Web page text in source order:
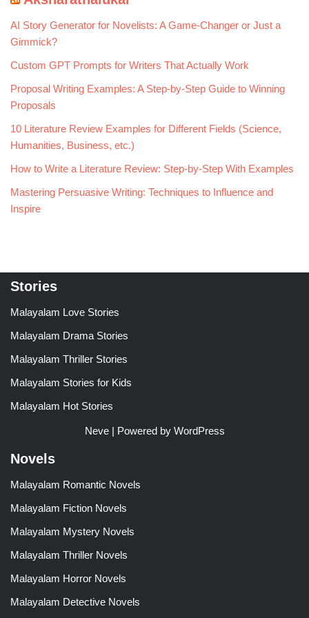
AI Story Generator for Novelists: A Game-Changer or Just a
Gimmick?
Custom GPT Prompts for Writers That Actually Work
Proposal Writing Examples: A Step-by-Step Guide to Winning
Proposals
10 Literature Review Examples for Different Fields (Science,
Humanities, Business, etc.)
How to Write a Literature Review: Step-by-Step With Examples
Mastering Persuasive Writing: Techniques to Influence and
Inspire
Stories
Malayalam Love Stories
Malayalam Drama Stories
Malayalam Thriller Stories
Malayalam Stories for Kids
Malayalam Hot Stories
Neve| Powered by WordPress
Novels
Malayalam Romantic Novels
Malayalam Fiction Novels
Malayalam Mystery Novels
Malayalam Thriller Novels
Malayalam Horror Novels
Malayalam Detective Novels